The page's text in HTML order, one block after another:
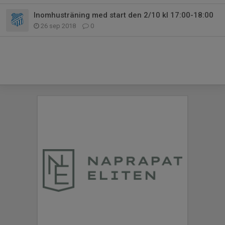
Inomhusträning med start den 2/10 kl 17:00-18:00
26 sep 2018 0